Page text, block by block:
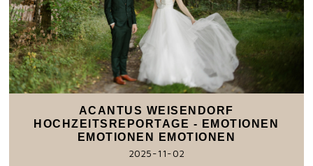
ACANTUS WEISENDORF
HOCHZEITSREPORTAGE - EMOTIONEN
EMOTIONEN EMOTIONEN
2025-11-02